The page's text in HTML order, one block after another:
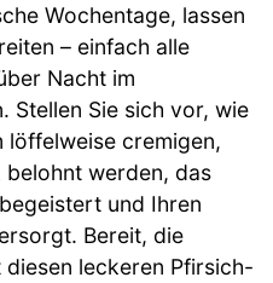
Wochentage, lassen
– einfach alle
Nacht im
Stellen Sie sich vor, wie
löffelweise cremigen,
werden, das
und Ihren
Bereit, die
leckeren Pfirsich-